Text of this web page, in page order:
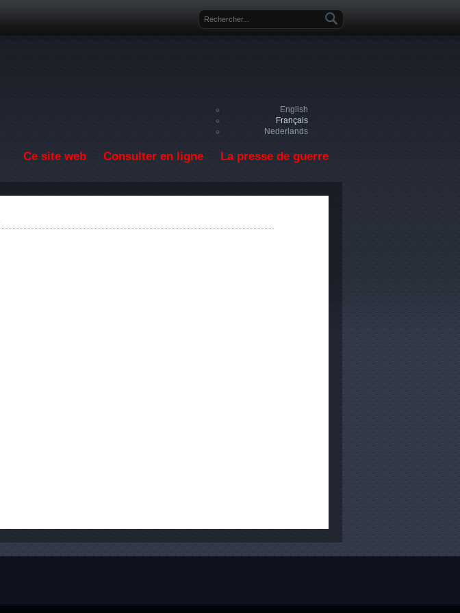
Formulaire de recherche
English
Français
Nederlands
Ce site web Consulter en ligne La presse de guerre